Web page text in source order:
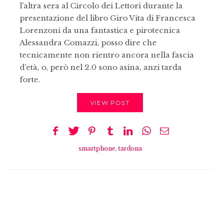
l’altra sera al Circolo dei Lettori durante la
presentazione del libro Giro Vita di Francesca
Lorenzoni da una fantastica e pirotecnica
Alessandra Comazzi, posso dire che
tecnicamente non rientro ancora nella fascia
d’età, o, però nel 2.0 sono asina, anzi tarda
forte.
VIEW POST
smartphone, tardona